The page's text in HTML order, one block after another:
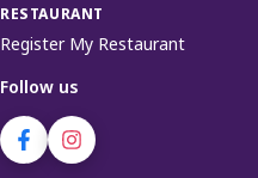
RESTAURANT
Register My Restaurant
Follow us